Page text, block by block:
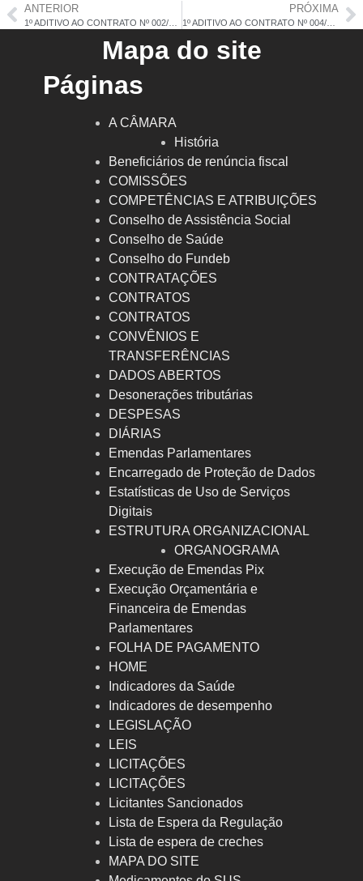
ANTERIOR PRÓXIMA
1º ADITIVO AO CONTRATO Nº 004/2025
Mapa do site
Páginas
A CÂMARA
História
Beneficiários de renúncia fiscal
COMISSÕES
COMPETÊNCIAS E ATRIBUIÇÕES
Conselho de Assistência Social
Conselho de Saúde
Conselho do Fundeb
CONTRATAÇÕES
CONTRATOS
CONTRATOS
CONVÊNIOS E
TRANSFERÊNCIAS
DADOS ABERTOS
Desonerações tributárias
DESPESAS
DIÁRIAS
Emendas Parlamentares
Encarregado de Proteção de Dados
Estatísticas de Uso de Serviços
Digitais
ESTRUTURA ORGANIZACIONAL
ORGANOGRAMA
Execução de Emendas Pix
Execução Orçamentária e
Financeira de Emendas
Parlamentares
FOLHA DE PAGAMENTO
HOME
Indicadores da Saúde
Indicadores de desempenho
LEGISLAÇÃO
LEIS
LICITAÇÕES
LICITAÇÕES
Licitantes Sancionados
Lista de Espera da Regulação
Lista de espera de creches
MAPA DO SITE